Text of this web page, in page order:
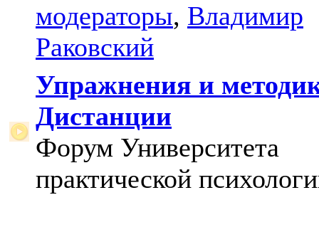
модераторы, Владимир
Раковский
Упражнения и
Дистанции
Форум Университета
практической